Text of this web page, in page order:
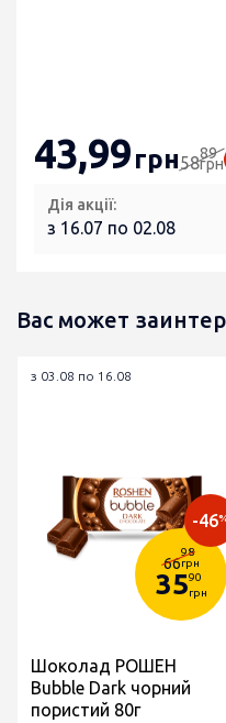
43,99грн5889
грн
Дія акції:
з 16.07 по 02.08
Вас может
з 03.08 по 16.08
66
98
грн
3590
грн
-46
Шоколад РОШЕН
Bubble Dark чорний
пористий 80г